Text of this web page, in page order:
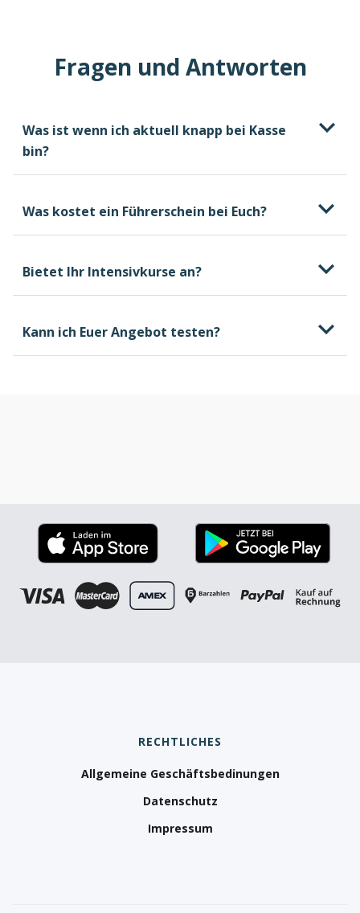
Fragen und Antworten
Was ist wenn ich aktuell knapp bei Kasse
bin?
Was kostet ein Führerschein bei Euch?
welche Kosten beim
Bietet Ihr Intensivkurse an?
Kann ich Euer Angebot testen?
RECHTLICHES
Allgemeine Geschäftsbedinungen
Datenschutz
Impressum